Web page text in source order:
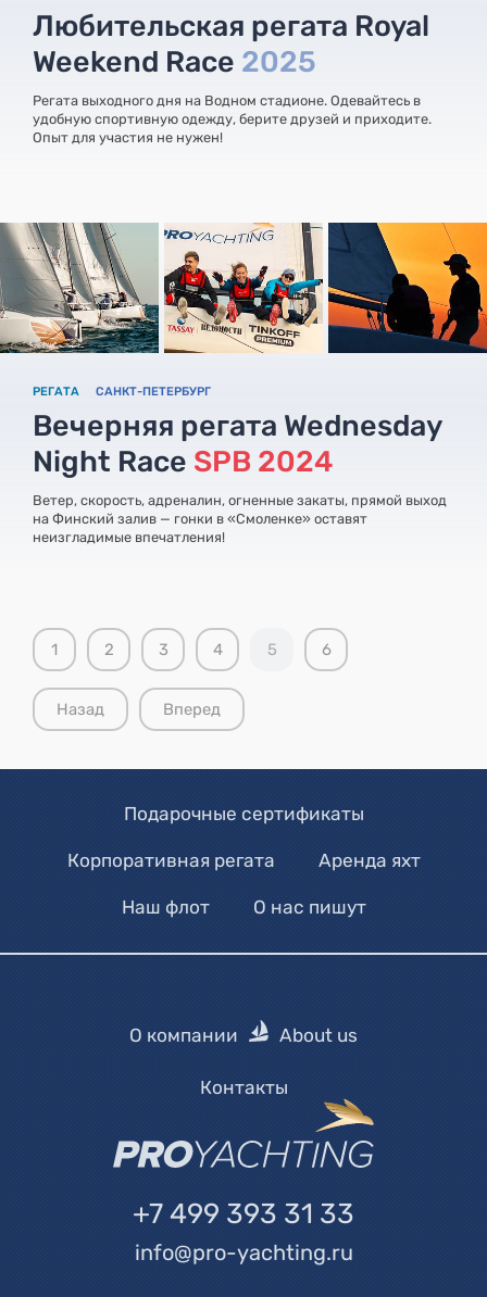
Любительская регата Royal
Weekend Race 2025
Регата выходного дня на Водном стадионе. Одевайтесь в
удобную спортивную одежду, берите друзей и приходите.
Опыт для участия не нужен!
РЕГАТА САНКТ-ПЕТЕРБУРГ
Вечерняя регата Wednesday
Night Race SPB 2024
Ветер, скорость, адреналин, огненные закаты, прямой выход
на Финский залив — гонки в «Смоленке» оставят
неизгладимые впечатления!
1 2 3 4 5 6
Назад Вперед
Подарочные сертификаты
Корпоративная регата Аренда яхт
Наш флот О нас пишут
О компании About us
Контакты
+7 499 393 31 33
info@pro-yachting.ru